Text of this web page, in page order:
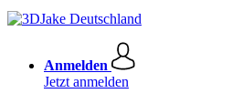
Anmelden
Jetzt anmelden